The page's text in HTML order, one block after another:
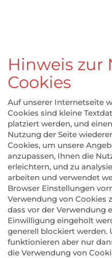
Hinweis zur
Cookies
Auf unserer Internetseite
Cookies sind kleine
platziert werden, und
Nutzung der Seite
Cookies, um unsere
anzupassen, Ihnen die
erleichtern, und zu
arbeiten und verwendet
Browser Einstellungen
Verwendung von Cookies
dass vor der Verwendung
Einwilligung eingeholt
generell blockiert werden.
funktionieren aber nur
die Verwendung von